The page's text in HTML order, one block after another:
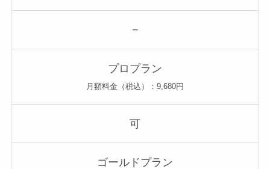
−
プロプラン
月額料金（税込）：9,680円
可
ゴールドプラン